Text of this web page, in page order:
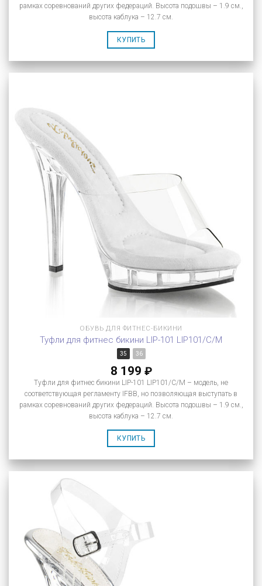
рамках соревнований других федераций. Высота подошвы – 1.9 см.,
высота каблука – 12.7 см.
КУПИТЬ
ОБУВЬ ДЛЯ ФИТНЕС-БИКИНИ
Туфли для фитнес бикини LIP-101 LIP101/C/M
35 36
8 199 ₽
Туфли для фитнес бикини LIP-101 LIP101/C/M – модель, не
соответствующая регламенту IFBB, но позволяющая выступать в
рамках соревнований других федераций. Высота подошвы – 1.9 см.,
высота каблука – 12.7 см.
КУПИТЬ